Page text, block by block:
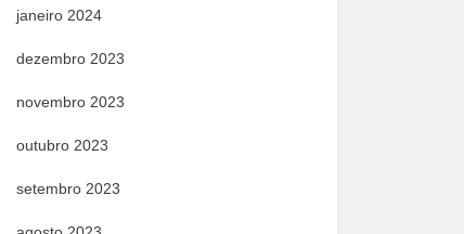
janeiro 2024
dezembro 2023
novembro 2023
outubro 2023
setembro 2023